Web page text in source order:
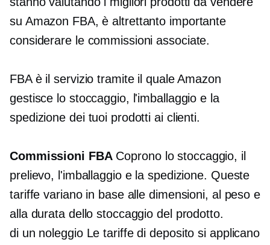
su Amazon FBA, è altrettanto importante
considerare le commissioni associate.
FBA è il servizio tramite il quale Amazon
gestisce lo stoccaggio, l'imballaggio e la
spedizione dei tuoi prodotti ai clienti.
Commissioni FBACoprono lo stoccaggio, il
prelievo, l'imballaggio e la spedizione. Queste
tariffe variano in base alle dimensioni, al peso e
alla durata dello stoccaggio del prodotto.
di un noleggio Le tariffe di deposito si applicano